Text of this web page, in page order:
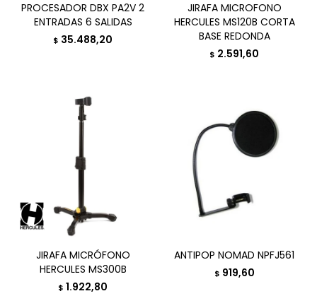
PROCESADOR DBX PA2V 2
ENTRADAS 6 SALIDAS
$ 35.488,20
JIRAFA MICROFONO
HERCULES MS120B CORTA
BASE REDONDA
$ 2.591,60
JIRAFA MICRÓFONO
HERCULES MS300B
$ 1.922,80
ANTIPOP NOMAD NPFJ561
$ 919,60